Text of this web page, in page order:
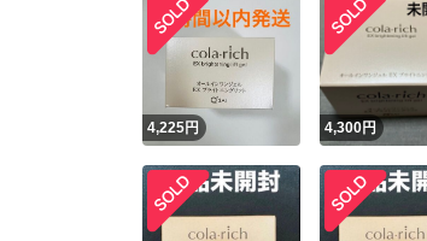
4,225円 4,300円